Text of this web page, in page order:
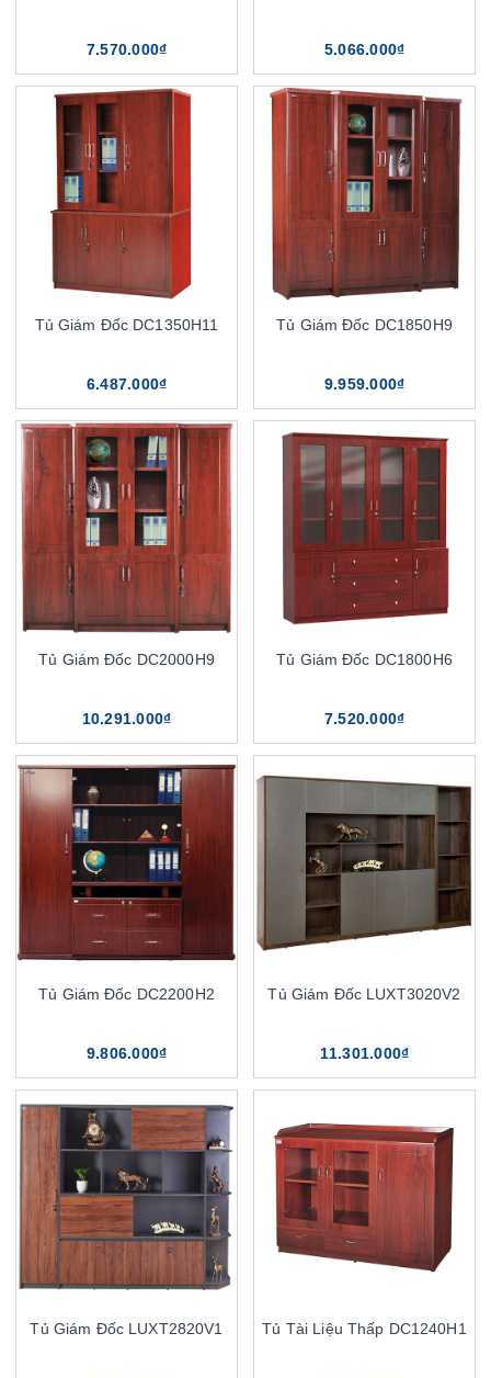
7.570.000₫ 5.066.000₫
Tủ Giám Đốc DC1350H11
6.487.000₫
Tủ Giám Đốc DC1850H9
9.959.000₫
Tủ Giám Đốc DC2000H9
10.291.000₫
Tủ Giám Đốc DC1800H6
7.520.000₫
Tủ Giám Đốc DC2200H2
9.806.000₫
Tủ Giám Đốc LUXT3020V2
11.301.000₫
Tủ Giám Đốc LUXT2820V1 Tủ Tài Liệu Thấp DC1240H1